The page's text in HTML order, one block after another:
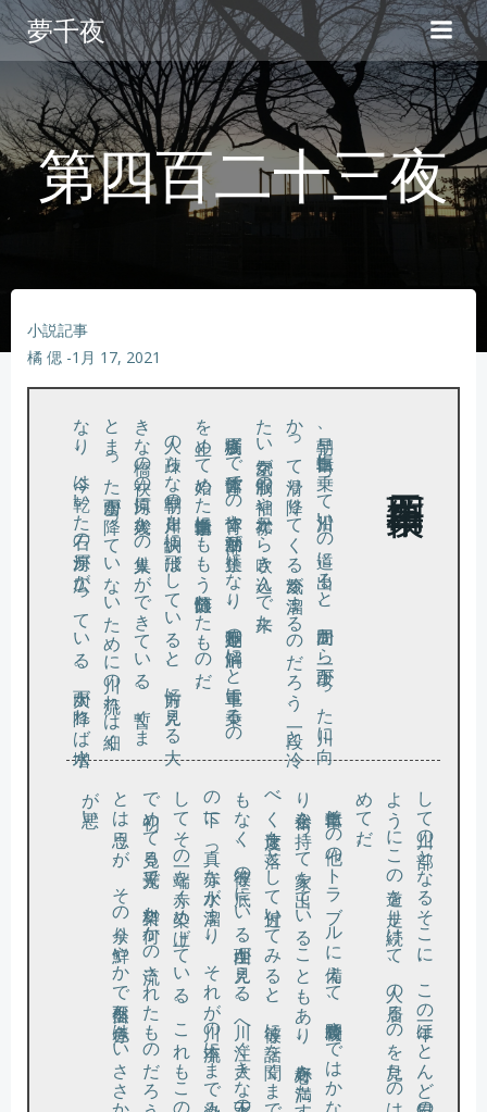
コ
ン
テ
ン
ツ
へ
ス
キ
夢千夜
第四百二十三夜
小説記事
橘 偲 -1月 17, 2021
早朝、自転車
に乗
っ
て川沿
い
の道
に出
る
と
、周囲
か
ら一段下
が
っ
た川
に向
かっ
て滑
り降
り
て
く
る冷気
が溜
ま
る
の
だ
ろ
う
、一段
と冷
たい空気
が制服
の袖
や襟元
か
ら吹
き込
ん
で来
た
。
疫病騒ぎ
で体育館
で
の体育
や部活動
が禁止
に
な
り
、運動不足
の解消
に
と電車
に乗
る
の
を止め
て始
め
た自転車通学
に
も
も
う随分慣
れ
た
も
の
だ
。
人の疎
ら
な早朝
の川岸
を快調
に飛
ば
し
て
い
る
と
、前方
に見
え
る大
きな橋
の袂
の河原
に幾人
か
の人集
り
が
で
き
て
い
る
。暫
く
ま
とま
っ
た雨雪
が降
っ
て
い
な
い
た
め
に川
の流
れ
は細
く
なり
、今
は乾
い
た石
の河原
が広
が
っ
て
い
る
。大雨
が降
れ
ば増水
し
て川
の一部
と
な
る
そ
こ
に
、
こ
の一年
ほ
と
ん
ど毎日
の
よ
う
に
こ
の道
を走
り続
け
て
、人
の居
る
の
を見
た
の
は初
め
て
だ
。
自転車そ
の他
の
ト
ラ
ブ
ル
に備
え
て
、登校時間
ま
で
は
か
な
り余裕を持
っ
て家
を出
て
い
る
こ
と
も
あ
り
、好奇心
を満
た
す
べく速度
を落
と
し
て近付
い
て
み
る
と
、彼等
に話
を聞
く
ま
で
もな
く
、彼等
の底
に
い
る理由
が見
え
る
。川
へ注
ぐ大
き
な下水
の口
の下に
、真
っ赤
な水
が溜
ま
り
、
そ
れ
が川
の本流
に
ま
で染
み出
して
そ
の一端
を赤
く染
め上
げ
て
い
る
。
こ
れ
も
こ
の一年
で初め
て見
る光景
で
、染料
か何
か
の流
さ
れ
た
も
の
だ
ろ
う
とは思
う
が
、
そ
の余
り鮮
や
か
で不自然
な赤色
は
い
さ
さ
か気味
が悪い
。